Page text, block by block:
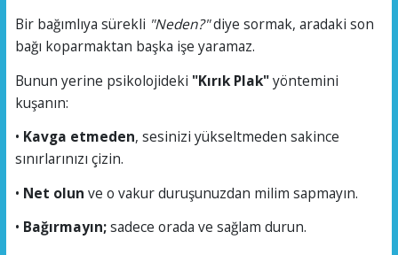
Bir bağımlıya sürekli "Neden?"diye sormak, aradaki son
bağı koparmaktan başka işe yaramaz.
Bunun yerine psikolojideki "Kırık Plak"yöntemini
kuşanın:
• Kavga etmeden, sesinizi yükseltmeden sakince
sınırlarınızı çizin.
• Net olun ve o vakur duruşunuzdan milim sapmayın.
• Bağırmayın;sadece orada ve sağlam durun.